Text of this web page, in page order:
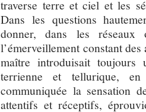
traverse terre et ciel et les
Dans les questions
donner, dans les réseaux
l’émerveillement constant
maître introduisait toujours
terrienne et tellurique,
communiquée la sensation
attentifs et réceptifs,